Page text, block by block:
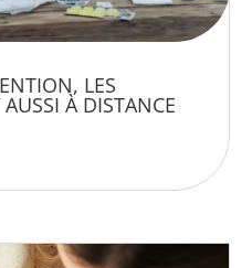
LES
À DISTANCE